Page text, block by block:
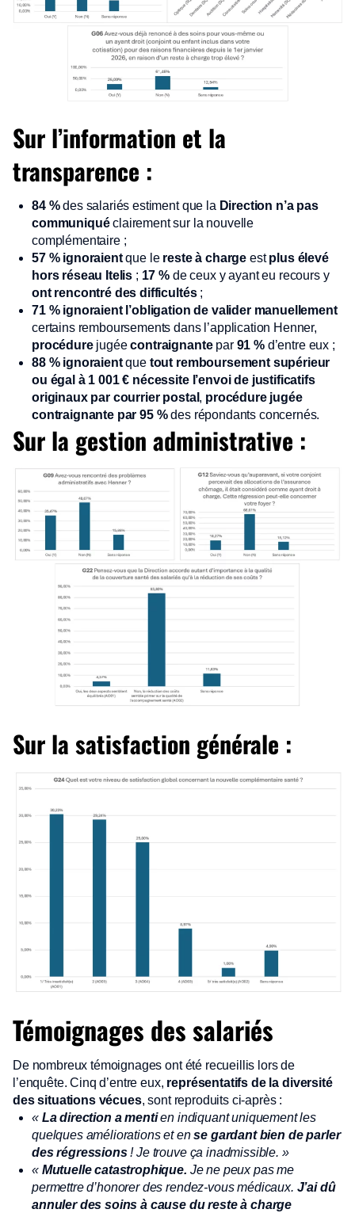
Sur l’information et la
transparence :
84 %des salariés estiment que la Direction n’a pas
communiquéclairement sur la nouvelle
complémentaire ;
57 % ignoraientque le reste à charge estplus élevé
hors réseau Itelis ; 17 % de ceux y ayant eu recours y
ont rencontré des difficultés;
71 % ignoraient l’obligation de valider manuellement
certains remboursements dans l’application Henner,
procédurejugéecontraignantepar91 %d’entre eux ;
88 % ignoraientque tout remboursement supérieur
ou égal à 1 001 € nécessite l’envoi de justificatifs
originaux par courrier postal , procédure jugée
contraignante par 95 %des répondants concernés.
Sur la gestion administrative :
Sur la satisfaction générale :
Témoignages des salariés
De nombreux témoignages ont été recueillis lors de
l’enquête. Cinq d’entre eux, représentatifs de la diversité
des situations vécues, sont reproduits ci-après :
« La direction a mentien indiquant uniquement les
quelques améliorations et ense gardant bien de parler
des régressions! Je trouve ça inadmissible. »
« Mutuelle catastrophique. Je ne peux pas me
permettre d’honorer des rendez-vous médicaux. J’ai dû
annuler des soins à cause du reste à charge